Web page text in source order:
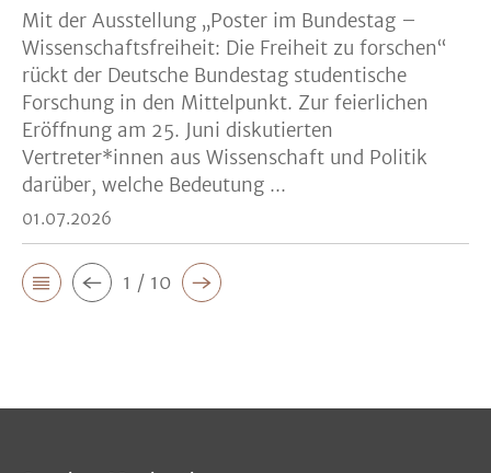
Mit der Ausstellung „Poster im Bundestag –
Wissenschaftsfreiheit: Die Freiheit zu forschen“
rückt der Deutsche Bundestag studentische
Forschung in den Mittelpunkt. Zur feierlichen
Eröffnung am 25. Juni diskutierten
Vertreter*innen aus Wissenschaft und Politik
darüber, welche Bedeutung ...
01.07.2026
1 / 10